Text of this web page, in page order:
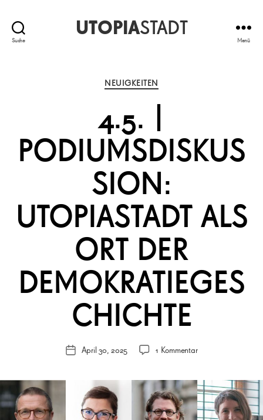
Suche
UTOPIASTADT
Menü
Kategorien
NEUIGKEITEN
4.5. |
PODIUMSDISKUS
SION:
UTOPIASTADT ALS
ORT DER
DEMOKRATIEGES
CHICHTE
Veröffentlichungsdatum
April 30, 2025 1 Kommentarzu
Podiumsdiskussion:
Utopiastadt
als